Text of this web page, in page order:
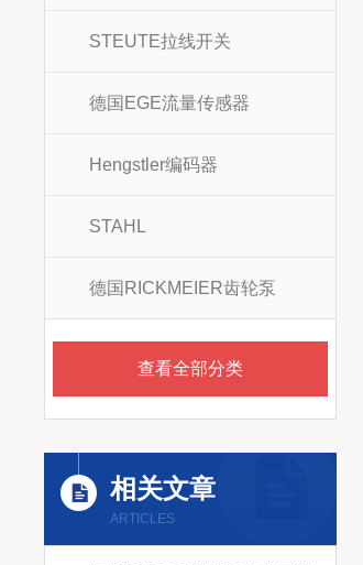
STEUTE拉线开关
德国EGE流量传感器
Hengstler编码器
STAHL
德国RICKMEIER齿轮泵
查看全部分类
相关文章
ARTICLES